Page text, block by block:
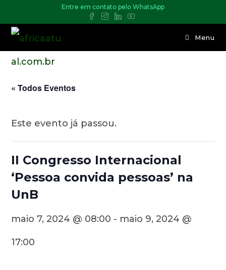
Entre em contato pelo WhatsApp
Menu
« Todos Eventos
Este evento já passou.
II Congresso Internacional
‘Pessoa convida pessoas’ na
UnB
maio 7, 2024 @ 08:00 - maio 9, 2024 @
17:00